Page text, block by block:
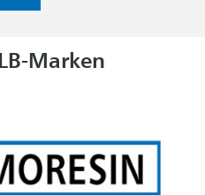
Marken